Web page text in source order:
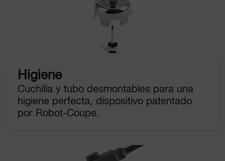
Higiene
Cuchilla y tubo desmontables para una
higiene perfecta, dispositivo patentado
por Robot-Coupe.